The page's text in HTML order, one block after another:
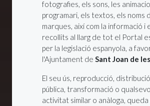
fotografies, els sons, les
programari, els textos, els noms
marques, així com la informació i
recollits al llarg de tot el Portal
per la legislació espanyola, a
l'Ajuntament de Sant Joan de
El seu ús, reproducció,
pública, transformació o
activitat similar o anàloga,